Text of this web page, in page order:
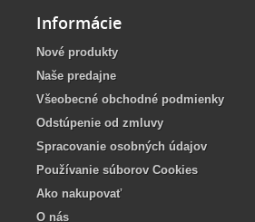
Informácie
Nové produkty
Naše predajne
Všeobecné obchodné podmienky
Odstúpenie od zmluvy
Spracovanie osobných údajov
Používanie súborov Cookies
Ako nakupovať
O nás